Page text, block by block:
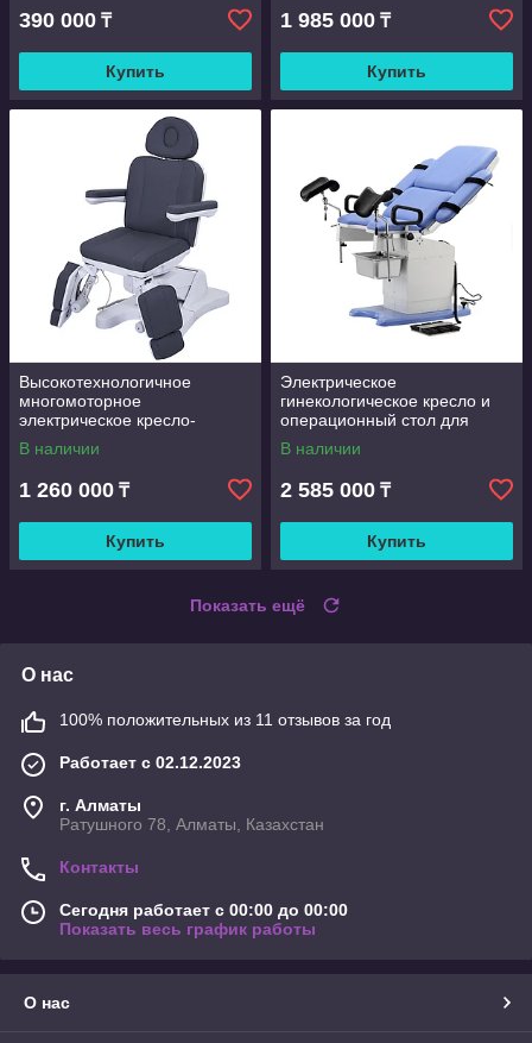
390 000 ₸
Купить
1 985 000 ₸
Купить
Высокотехнологичное
многомоторное
электрическое кресло-
трансформер премиум-класс
для гинекологии
В наличии
1 260 000 ₸
Купить
Электрическое
гинекологическое кресло и
операционный стол для
родовспоможения бренда
MT MEDICAL модели DST-
В наличии
2 585 000 ₸
Купить
Показать ещё
О нас
100% положительных из 11 отзывов за год
Работает с 02.12.2023
г. Алматы
Ратушного 78, Алматы, Казахстан
Контакты
Сегодня работает с 00:00 до 00:00
Показать весь график работы
О нас